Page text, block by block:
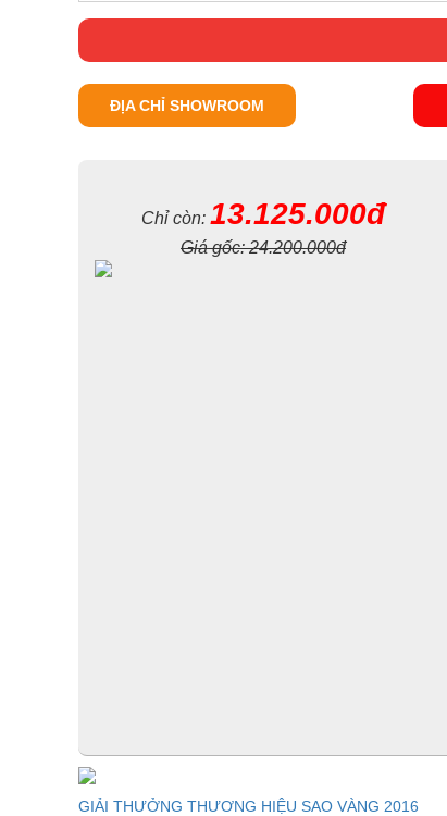
ĐỊA CHỈ SHOWROOM
Chỉ còn: 13.125.000đ
Giá gốc:24.200.000đ
GIẢI THƯỞNG THƯƠNG HIỆU SAO VÀNG 2016